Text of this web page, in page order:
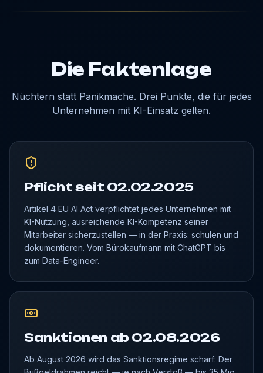
Die Faktenlage
Nüchtern statt Panikmache. Drei Punkte, die für jedes
Unternehmen mit KI-Einsatz gelten.
Pflicht seit 02.02.2025
Artikel 4 EU AI Act verpflichtet jedes Unternehmen mit
KI-Nutzung, ausreichende KI-Kompetenz seiner
Mitarbeiter sicherzustellen — in der Praxis: schulen und
dokumentieren. Vom Bürokaufmann mit ChatGPT bis
zum Data-Engineer.
Sanktionen ab 02.08.2026
Ab August 2026 wird das Sanktionsregime scharf: Der